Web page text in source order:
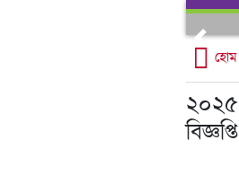
হোম
২০২৫